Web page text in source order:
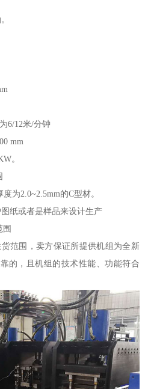
6/12米/分钟
mm
。
为2.0~2.5mm的C型材。
纸或者是样品来设计生产
围
范围，卖方保证所提供机组为全新
的，且机组的技术性能、功能符合